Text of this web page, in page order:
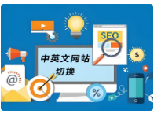
Company Presentation 企业介绍－
－Company Presentation 关于我们
－－Ab